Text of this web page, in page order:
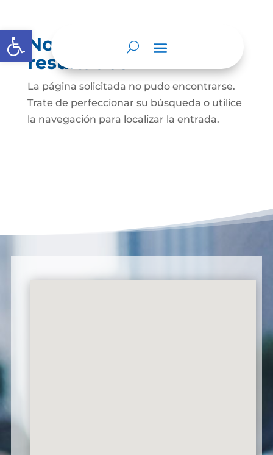
Abrir barra de herramientas
No se encontraron
resultados
La página solicitada no pudo encontrarse.
Trate de perfeccionar su búsqueda o utilice
la navegación para localizar la entrada.